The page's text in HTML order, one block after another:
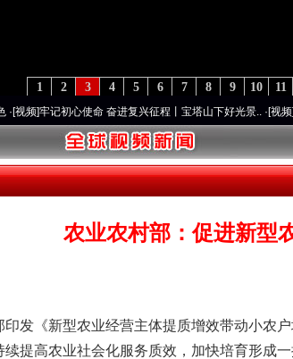
11
10
9
8
7
6
5
4
3
2
1
初心使命 奋进复兴征程丨宝塔山下好光景..·[视频]因党而
农业农村部：促进新型
《新型农业经营主体提质增效带动小农户
续提高农业社会化服务质效，加快培育形成